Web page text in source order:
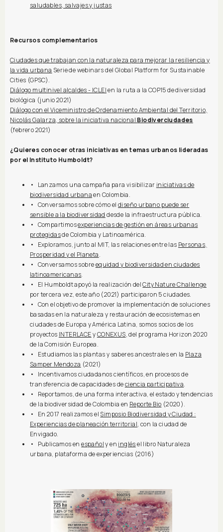
saludables, salvajes y justas
Recursos complementarios
Ciudades que trabajan con la naturaleza para mejorar la resiliencia y
la vida urbana Serie de webinars del Global Platform for Sustainable
Cities (GPSC).
Diálogo multinivel alcaldes - ICLEIen la ruta a la COP15 de diversidad
biológica (junio 2021)
Diálogo con el Viceministro de Ordenamiento Ambiental del Territorio,
Nicolás Galarza, sobre la iniciativa nacional Biodiverciudades
(febrero 2021)
¿Quieres conocer otras iniciativas en temas urbanos lideradas
por el Instituto Humboldt?
• Lanzamos una campaña para visibilizar iniciativas de
biodiversidad urbanaen Colombia.
• Conversamos sobre cómo el diseño urbano puede ser
sensible a la biodiversidad desde la infraestructura pública.
• Compartimosexperiencias de gestión en áreas urbanas
protegidasde Colombia y Latinoamérica.
• Exploramos, junto al MIT, las relaciones entre las Personas,
Prosperidad y el Planeta.
• Conversamos sobreequidad y biodiversidad en ciudades
latinoamericanas.
• El Humboldt apoyó la realización delCity Nature Challenge
por tercera vez, este año (2021) participaron 5 ciudades.
• Con el objetivo de promover la implementación de soluciones
basadas en la naturaleza y restauración de ecosistemas en
ciudades de Europa y América Latina, somos socios de los
proyectos INTERLACEyCONEXUS, del programa Horizon 2020
de la Comisión Europea.
• Estudiamos las plantas y saberes ancestrales en la Plaza
Samper Mendoza (2021)
• Incentivamos ciudadanos científicos, en procesos de
transferencia de capacidades deciencia participativa.
• Reportamos, de una forma interactiva, el estado y tendencias
de la biodiversidad de Colombia en Reporte Bio (2020).
• En 2017 realizamos el Simposio Biodiversidad y Ciudad :
Experiencias de planeación territorial, con la ciudad de
Envigado.
• Publicamos enespañoly en inglésel libro Naturaleza
urbana, plataforma de experiencias (2016)